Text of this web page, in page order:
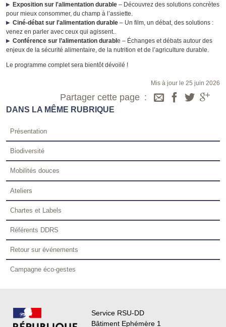
Exposition sur l'alimentation durable– Découvrez des solutions concrètes
pour mieux consommer, du champ à l’assiette.
Ciné-débat sur l'alimentation durable– Un film, un débat, des solutions :
venez en parler avec ceux qui agissent..
Conférence sur l’alimentation durabl e – Échanges et débats autour des
enjeux de la sécurité alimentaire, de la nutrition et de l’agriculture durable.
Le programme complet sera bientôt dévoilé !
Mis à jour le 25 juin 2026
Partager cette page
DANS LA MÊME RUBRIQUE
Présentation
Biodiversité
Mobilités douces
Ateliers
Chartes et Labels
Référents DDRS
Retour sur événements
Campagne éco-gestes
Service RSU-DD
Bâtiment Ephémère 1